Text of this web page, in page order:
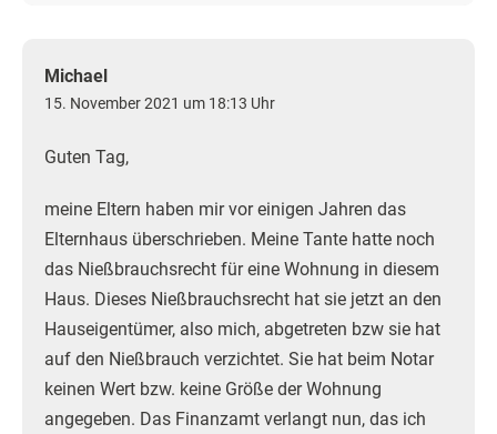
Michael
15. November 2021 um 18:13 Uhr
Guten Tag,
meine Eltern haben mir vor einigen Jahren das
Elternhaus überschrieben. Meine Tante hatte noch
das Nießbrauchsrecht für eine Wohnung in diesem
Haus. Dieses Nießbrauchsrecht hat sie jetzt an den
Hauseigentümer, also mich, abgetreten bzw sie hat
auf den Nießbrauch verzichtet. Sie hat beim Notar
keinen Wert bzw. keine Größe der Wohnung
angegeben. Das Finanzamt verlangt nun, das ich